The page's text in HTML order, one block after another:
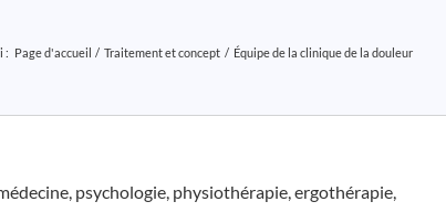
: Page d'accueil Traitement et concept Équipe de la clinique de la douleur
psychologie, physiothérapie, ergothérapie,